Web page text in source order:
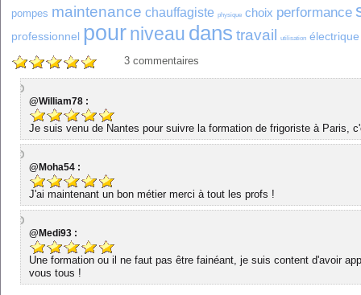
pompes maintenance chauffagiste physique choix performance
professionnel pourniveau dans travail utilisation électrique
3 commentaires
@William78 :
Je suis venu de Nantes pour suivre la formation de frigoriste à Paris,
@Moha54 :
J'ai maintenant un bon métier merci à tout les profs !
@Medi93 :
Une formation ou il ne faut pas être fainéant, je suis content d'avoir
vous tous !